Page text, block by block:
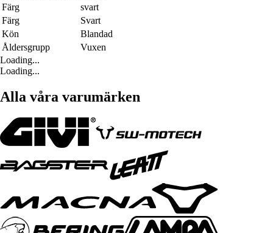
Färg
svart
Färg
Svart
Kön
Blandad
Åldersgrupp
Vuxen
Loading...
Loading...
Alla våra varumärken